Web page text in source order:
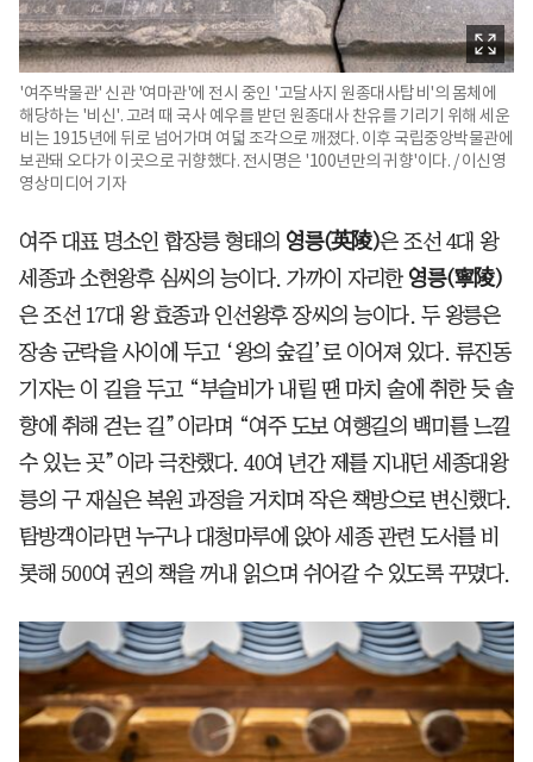
'여주박물관' 신관 '여마관'에 전시 중인 '고달사지 원종대사탑비'의 몸체에
해당하는 '비신'. 고려 때 국사 예우를 받던 원종대사 찬유를 기리기 위해 세운
비는 1915년에 뒤로 넘어가며 여덟 조각으로 깨졌다. 이후 국립중앙박물관에
보관돼 오다가 이곳으로 귀향했다. 전시명은 '100년만의 귀향'이다. / 이신영
영상미디어 기자
여주 대표 명소인 합장릉 형태의 영릉(英陵)은 조선 4대 왕
세종과 소현왕후 심씨의 능이다. 가까이 자리한 영릉(寧陵)
은 조선 17대 왕 효종과 인선왕후 장씨의 능이다. 두 왕릉은
장송 군락을 사이에 두고 ‘왕의 숲길’로 이어져 있다. 류진동
기자는 이 길을 두고 “부슬비가 내릴 땐 마치 술에 취한 듯 솔
향에 취해 걷는 길”이라며 “여주 도보 여행길의 백미를 느낄
수 있는 곳”이라 극찬했다. 40여 년간 제를 지내던 세종대왕
릉의 구 재실은 복원 과정을 거치며 작은 책방으로 변신했다.
탐방객이라면 누구나 대청마루에 앉아 세종 관련 도서를 비
롯해 500여 권의 책을 꺼내 읽으며 쉬어갈 수 있도록 꾸몄다.